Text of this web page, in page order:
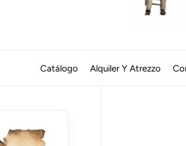
El
Catálogo Alquiler Y Atrezzo